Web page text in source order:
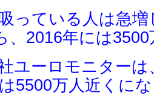
っている人は急
、2016年には
ユーロモニター
5500万人近くに